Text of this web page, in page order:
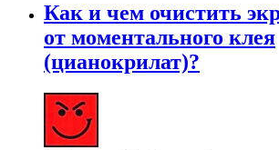
Как и чем очистить
от моментального клея
(цианокрилат)?